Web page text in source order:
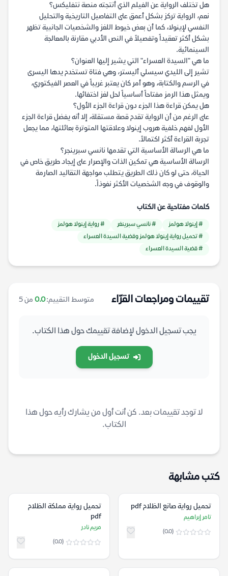
هل تختلف الرواية عن الفيلم الذي أنتجته منصة نتفليكس؟
نعم، الرواية تركز بشكل أعمق على التفاصيل التاريخية والتحليل
النفسي لإينولا، كما أن بعض خيوط اللغز والشخصيات الجانبية تظهر
بشكل أكثر تعقيداً وتفصيلاً في النص الأدبي مقارنة بالمعالجة
السينمائية.
ما هي "السيدة العسراء" التي يشير إليها العنوان؟
تشير إلى الليدي سيسلي أليستر، وهي فتاة تستخدم يدها اليسرى
في الرسم والكتابة، وهو أمر كان يعتبر غريباً في العصر الفيكتوري،
ويمثل هذا الرمز مفتاحاً أساسياً لحل لغز اختفائها.
هل يمكن قراءة هذا الجزء دون قراءة الجزء الأول؟
على الرغم من أن الرواية تقدم قصة مستقلة، إلا أنه يفضل قراءة الجزء
الأول لفهم خلفية هروب إينولا وعلاقتها المتوترة بعائلتها، مما يجعل
تجربة القراءة أكثر اكتمالاً.
ما هي الرسالة الأساسية التي تقدمها نانسي سبرينجر؟
الرسالة الأساسية هي تمكين الذات والإصرار على إيجاد طريق خاص في
الحياة، حتى لو كان ذلك الطريق يتطلب مواجهة التقاليد الصارمة
والوقوف في وجه الشخصيات الأكثر نفوذاً.
كلمات مفتاحية عن الكتاب
# إينولا هولمز # نانسي سبرينغر
# رواية إينولا هولمز
# تحميل رواية إينولا هولمز وقضية السيدة العسراء
# قضية السيدة العسراء
تقييمات ومراجعات القرّاء متوسط التقييم:0.0 من 5
يجب تسجيل الدخول لإضافة تقييمك حول هذا الكتاب.
تسجيل الدخول
لا توجد تقييمات بعد. كن أنت أول من يشارك رأيه حول هذا
الكتاب.
كتب مشابهة
تحميل رواية صانع الظلام pdf
تامر إبراهيم
(0.0)
تحميل رواية مملكة الظلام
pdf
مريم نادر
(0.0)